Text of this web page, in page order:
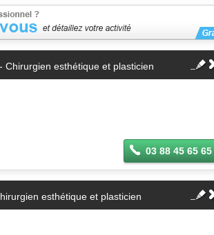
- Chirurgien esthétique et plasticien
03 88 45 65 65
esthétique et plasticien